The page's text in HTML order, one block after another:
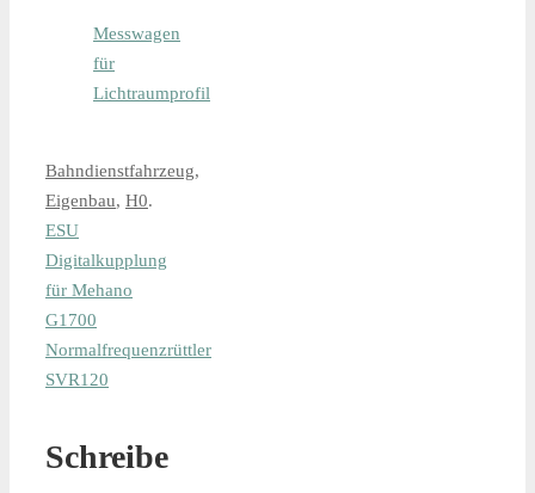
Messwagen
für
Lichtraumprofil
Bahndienstfahrzeug,
Eigenbau, H0.
ESU
Digitalkupplung
für Mehano
G1700
Normalfrequenzrüttler
SVR120
Schreibe